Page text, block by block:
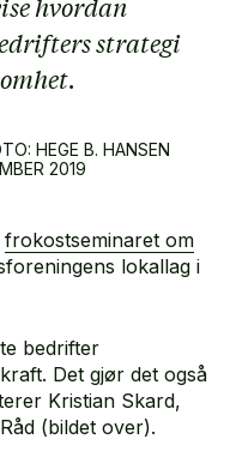
hvordan
strategi
HEGE B. HANSEN
2019
frokostseminaret om
lokallag i
bedrifter
Det gjør det også
Kristian Skard,
(bildet over).